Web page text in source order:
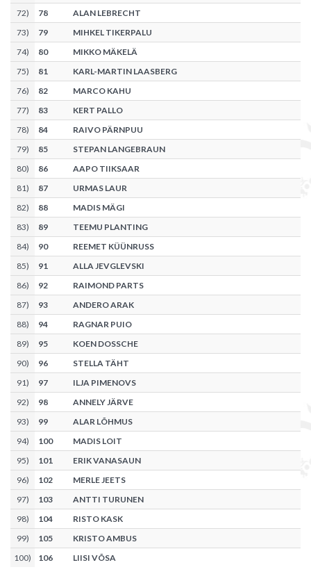
72) 78
ALAN LEBRECHT
73) 79
MIHKEL TIKERPALU
74) 80
MIKKO MÄKELÄ
75) 81
KARL-MARTIN LAASBERG
76) 82
MARCO KAHU
77) 83
KERT PALLO
78) 84
RAIVO PÄRNPUU
79) 85
STEPAN LANGEBRAUN
80) 86
AAPO TIIKSAAR
81) 87
URMAS LAUR
82) 88
MADIS MÄGI
83) 89
TEEMU PLANTING
84) 90
REEMET KÜÜNRUSS
85) 91
ALLA JEVGLEVSKI
86) 92
RAIMOND PARTS
87) 93
ANDERO ARAK
88) 94
RAGNAR PUIO
89) 95
KOEN DOSSCHE
90) 96
STELLA TÄHT
91) 97
ILJA PIMENOVS
92) 98
ANNELY JÄRVE
93) 99
ALAR LÕHMUS
94) 100
MADIS LOIT
95) 101
ERIK VANASAUN
96) 102
MERLE JEETS
97) 103
ANTTI TURUNEN
98) 104
RISTO KASK
99) 105
KRISTO AMBUS
100) 106 LIISI VÕSA